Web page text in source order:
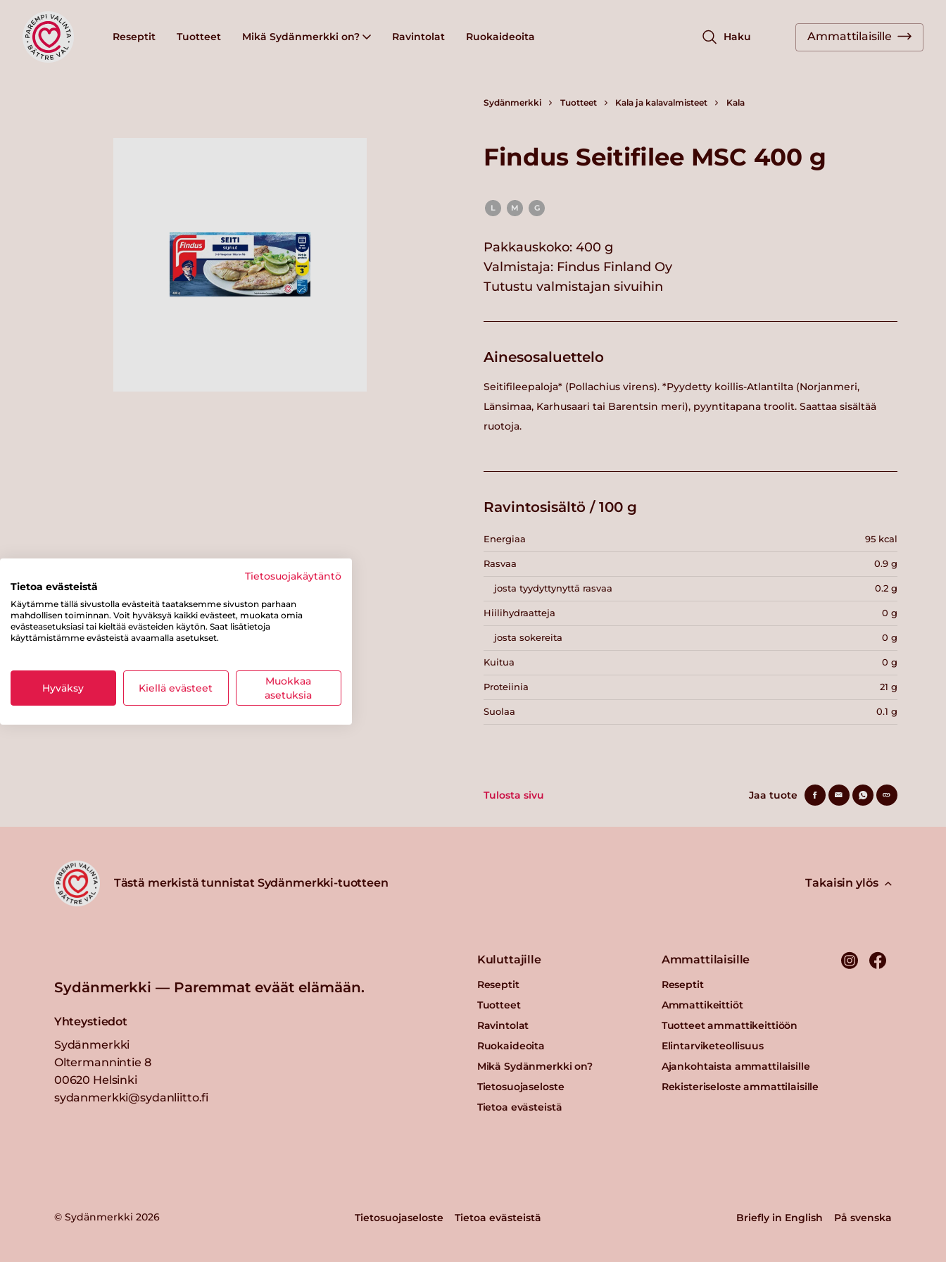
Reseptit Tuotteet Mikä Sydänmerkki on? Ravintolat Ruokaideoita Haku Ammattilaisille
Sydänmerkki Tuotteet Kala ja kalavalmisteet Kala
Findus Seitifilee MSC 400 g
L M G
Pakkauskoko: 400 g
Valmistaja: Findus Finland Oy
Tutustu valmistajan sivuihin
Ainesosaluettelo
Seitifileepaloja* (Pollachius virens). *Pyydetty koillis-Atlantilta (Norjanmeri,
Länsimaa, Karhusaari tai Barentsin meri), pyyntitapana troolit. Saattaa sisältää
ruotoja.
Ravintosisältö / 100 g
Energiaa 95 kcal
Rasvaa 0.9 g
josta tyydyttynyttä rasvaa 0.2 g
Hiilihydraatteja 0 g
josta sokereita 0 g
Kuitua 0 g
Proteiinia 21 g
Suolaa 0.1 g
Tulosta sivu Jaa tuote
Tästä merkistä tunnistat Sydänmerkki-tuotteen Takaisin ylös
Sydänmerkki — Paremmat eväät elämään.
Yhteystiedot
Sydänmerkki
Oltermannintie 8
00620 Helsinki
sydanmerkki@sydanliitto.fi
Kuluttajille
Reseptit
Tuotteet
Ravintolat
Ruokaideoita
Mikä Sydänmerkki on?
Tietosuojaseloste
Tietoa evästeistä
Ammattilaisille
Reseptit
Ammattikeittiöt
Tuotteet ammattikeittiöön
Elintarviketeollisuus
Ajankohtaista ammattilaisille
Rekisteriseloste ammattilaisille
© Sydänmerkki 2026 Tietosuojaseloste Tietoa evästeistä Briefly in English På svenska
Tietosuojakäytäntö
Tietoa evästeistä
Käytämme tällä sivustolla evästeitä taataksemme sivuston parhaan
mahdollisen toiminnan. Voit hyväksyä kaikki evästeet, muokata omia
evästeasetuksiasi tai kieltää evästeiden käytön. Saat lisätietoja
käyttämistämme evästeistä avaamalla asetukset.
Hyväksy Kiellä evästeet
Muokkaa
asetuksia